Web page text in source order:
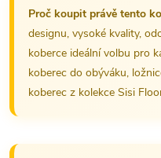
Proč koupit právě tento
designu, vysoké kvality,
koberce ideální volbu pro
koberec do obýváku,
koberec z kolekce Sisi